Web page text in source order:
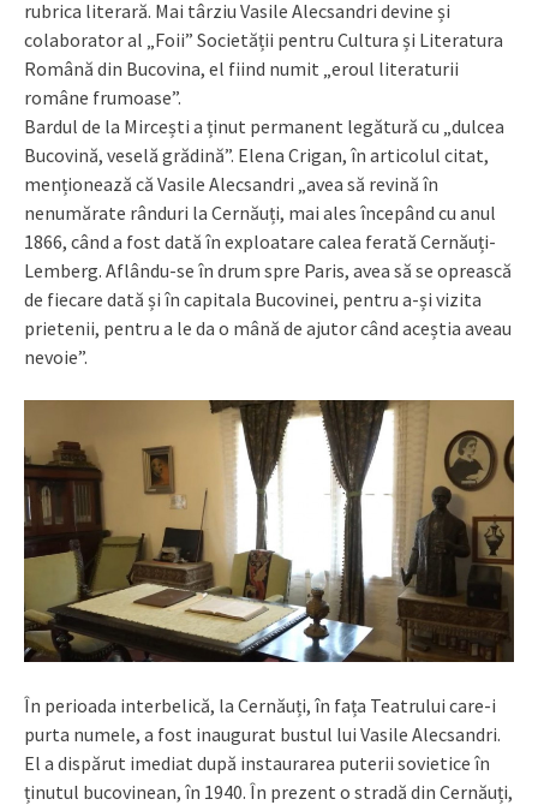
rubrica literară. Mai târziu Vasile Alecsandri devine și
colaborator al „Foii” Societății pentru Cultura și Literatura
Română din Bucovina, el fiind numit „eroul literaturii
române frumoase”.
Bardul de la Mircești a ținut permanent legătură cu „dulcea
Bucovină, veselă grădină”. Elena Crigan, în articolul citat,
menționează că Vasile Alecsandri „avea să revină în
nenumărate rânduri la Cernăuți, mai ales începând cu anul
1866, când a fost dată în exploatare calea ferată Cernăuți-
Lemberg. Aflându-se în drum spre Paris, avea să se oprească
de fiecare dată și în capitala Bucovinei, pentru a-și vizita
prietenii, pentru a le da o mână de ajutor când aceștia aveau
nevoie”.
În perioada interbelică, la Cernăuți, în fața Teatrului care-i
purta numele, a fost inaugurat bustul lui Vasile Alecsandri.
El a dispărut imediat după instaurarea puterii sovietice în
ținutul bucovinean, în 1940. În prezent o stradă din Cernăuți,